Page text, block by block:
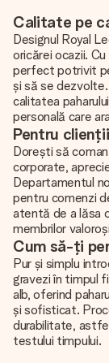
Calitate pe
Designul Royal
oricărei ocazii.
perfect potrivit
și să se dezvolte.
calitatea
personală care
Pentru
Dorești să
corporate,
Departamentul
pentru comenzi
atentă de a lăsa
membrilor
Cum să-ți
Pur și simplu
gravezi în timpul
alb, oferind
și sofisticat.
durabilitate,
testului timpului.